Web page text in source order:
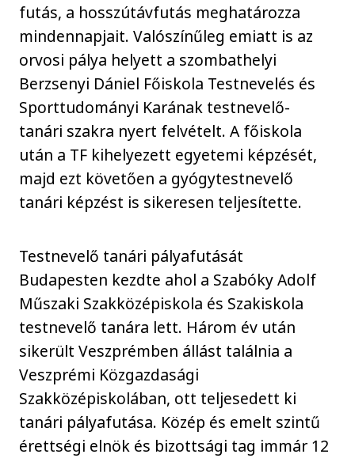
futás, a hosszútávfutás meghatározza
mindennapjait. Valószínűleg emiatt is az
orvosi pálya helyett a szombathelyi
Berzsenyi Dániel Főiskola Testnevelés és
Sporttudományi Karának testnevelő-
tanári szakra nyert felvételt. A főiskola
után a TF kihelyezett egyetemi képzését,
majd ezt követően a gyógytestnevelő
tanári képzést is sikeresen teljesítette.
Testnevelő tanári pályafutását
Budapesten kezdte ahol a Szabóky Adolf
Műszaki Szakközépiskola és Szakiskola
testnevelő tanára lett. Három év után
sikerült Veszprémben állást találnia a
Veszprémi Közgazdasági
Szakközépiskolában, ott teljesedett ki
tanári pályafutása. Közép és emelt szintű
érettségi elnök és bizottsági tag immár 12